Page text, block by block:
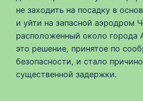
не заходить на посадку в
и уйти на запасной аэродром
расположенный около города
это решение, принятое по
безопасности, и стало
существенной задержки.